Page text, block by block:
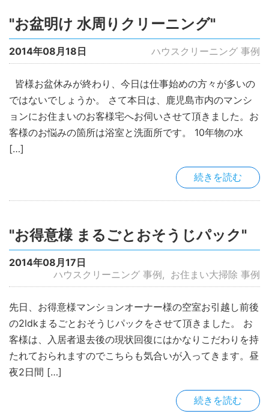
"お盆明け 水周りクリーニング"
2014年08月18日 ハウスクリーニング 事例
皆様お盆休みが終わり、今日は仕事始めの方々が多いの
ではないでしょうか。 さて本日は、鹿児島市内のマンシ
ョンにお住まいのお客様宅へお伺いさせて頂きました。お
客様のお悩みの箇所は浴室と洗面所です。 10年物の水
[…]
続きを読む
"お得意様 まるごとおそうじパック"
2014年08月17日
ハウスクリーニング 事例
お住まい大掃除 事例
先日、お得意様マンションオーナー様の空室お引越し前後
の2ldkまるごとおそうじパックをさせて頂きました。 お
客様は、入居者退去後の現状回復にはかなりこだわりを持
たれておられますのでこちらも気合いが入ってきます。昼
夜2日間 […]
続きを読む